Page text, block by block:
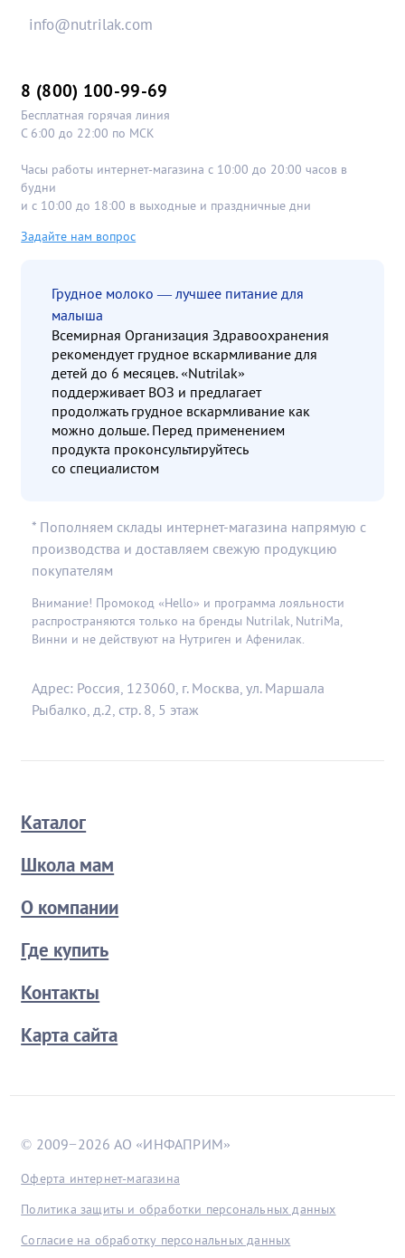
info@nutrilak.com
8 (800) 100-99-69
Бесплатная горячая линия
С 6:00 до 22:00 по МСК
Часы работы интернет-магазина с 10:00 до 20:00 часов в
будни
и с 10:00 до 18:00 в выходные и праздничные дни
Задайте нам вопрос
Грудное молоко — лучшее питание для
малыша
Всемирная Организация Здравоохранения
рекомендует грудное вскармливание для
детей до 6 месяцев. «Nutrilak»
поддерживает ВОЗ и предлагает
продолжать грудное вскармливание как
можно дольше. Перед применением
продукта проконсультируйтесь
со специалистом
* Пополняем склады интернет-магазина напрямую с
производства и доставляем свежую продукцию
покупателям
Внимание! Промокод «Hello» и программа лояльности
распространяются только на бренды Nutrilak, NutriMa,
Винни и не действуют на Нутриген и Афенилак.
Адрес: Россия, 123060, г. Москва, ул. Маршала
Рыбалко, д.2, стр. 8, 5 этаж
Каталог
Школа мам
О компании
Где купить
Контакты
Карта сайта
© 2009−2026 АО «ИНФАПРИМ»
Оферта интернет-магазина
Политика защиты и обработки персональных данных
Согласие на обработку персональных данных